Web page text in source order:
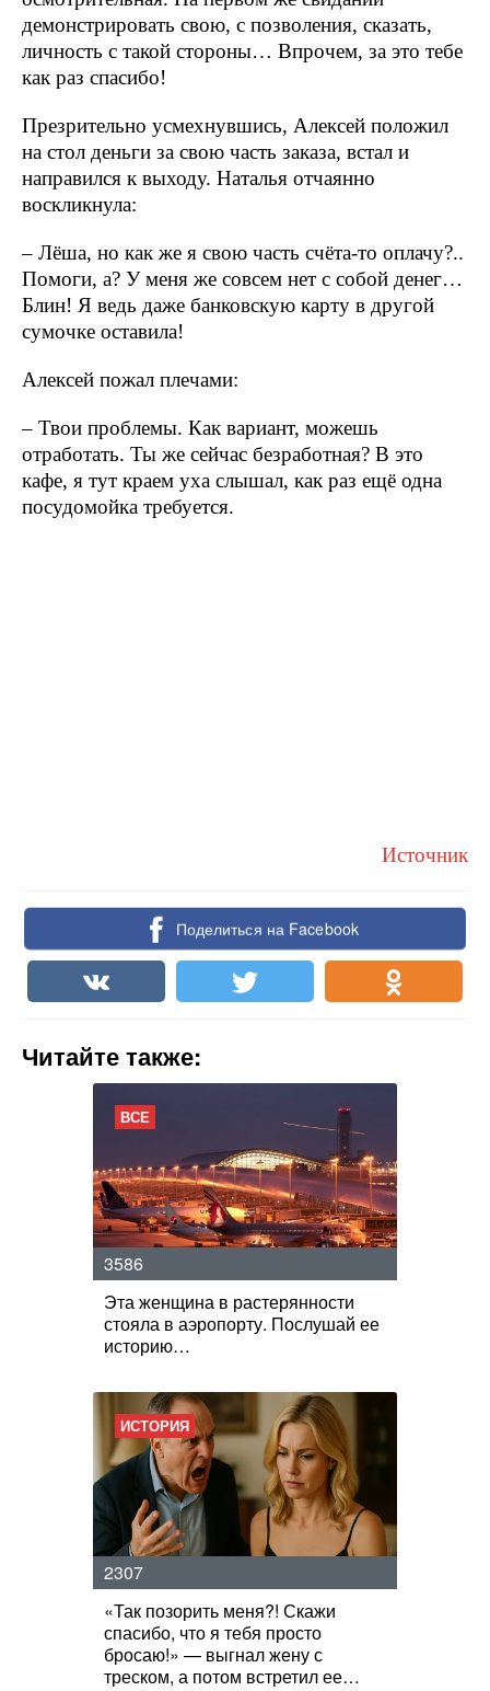
демонстрировать свою, с позволения, сказать,
личность с такой стороны… Впрочем, за это тебе
как раз спасибо!
Презрительно усмехнувшись, Алексей положил
на стол деньги за свою часть заказа, встал и
направился к выходу. Наталья отчаянно
воскликнула:
– Лёша, но как же я свою часть счёта-то оплачу?..
Помоги, а? У меня же совсем нет с собой денег…
Блин! Я ведь даже банковскую карту в другой
сумочке оставила!
Алексей пожал плечами:
– Твои проблемы. Как вариант, можешь
отработать. Ты же сейчас безработная? В это
кафе, я тут краем уха слышал, как раз ещё одна
посудомойка требуется.
Источник
Поделиться на Facebook
Читайте также:
ВСЕ
3586
Эта женщина в растерянности
стояла в аэропорту. Послушай ее
историю…
ИСТОРИЯ
2307
«Так позорить меня?! Скажи
спасибо, что я тебя просто
бросаю!» — выгнал жену с
треском, а потом встретил ее…